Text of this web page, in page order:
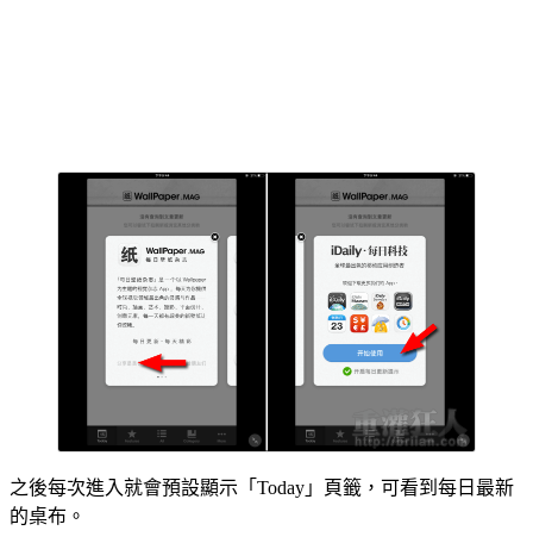
之後每次進入就會預設顯示「Today」頁籤，可看到每日最新
的桌布。